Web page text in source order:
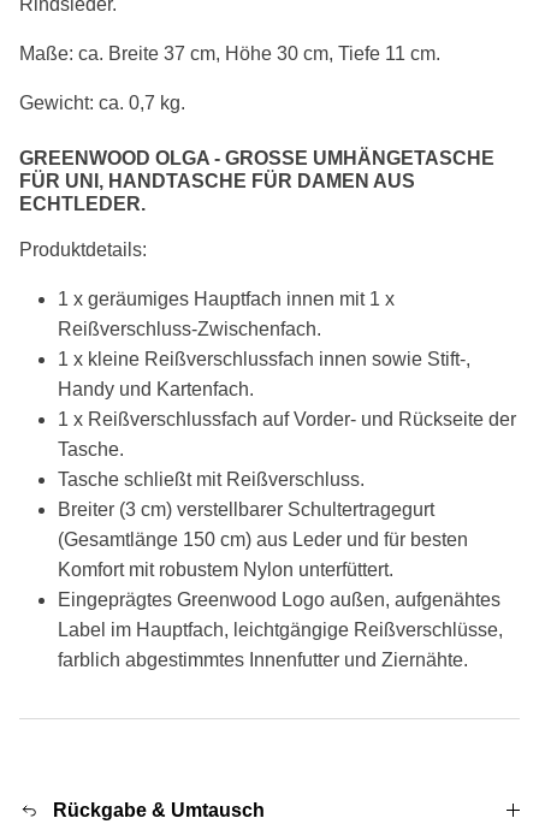
Rindsleder.
Maße: ca. Breite 37 cm, Höhe 30 cm, Tiefe 11 cm.
Gewicht: ca. 0,7 kg.
GREENWOOD OLGA - GROSSE UMHÄNGETASCHE F
ÜR UNI, HANDTASCHE FÜR DAMEN AUS E
CHTLEDER.
Produktdetails:
1 x geräumiges Hauptfach innen mit 1 x
Reißverschluss-Zwischenfach.
1 x kleine Reißverschlussfach innen sowie Stift-,
Handy und Kartenfach.
1 x Reißverschlussfach auf Vorder- und Rückseite der
Tasche.
Tasche schließt mit Reißverschluss.
Breiter (3 cm) verstellbarer Schultertragegurt
(Gesamtlänge 150 cm) aus Leder und für besten
Komfort mit robustem Nylon unterfüttert.
Eingeprägtes Greenwood Logo außen, aufgenähtes
Label im Hauptfach, leichtgängige Reißverschlüsse,
farblich abgestimmtes Innenfutter und Ziernähte.
Rückgabe & Umtausch